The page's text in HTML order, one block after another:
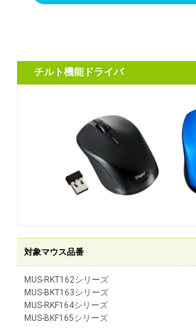
チルト機能ドライバ
対象マウス品番
MUS-RKT162シリーズ
MUS-BKT163シリーズ
MUS-RKF164シリーズ
MUS-BKF165シリーズ